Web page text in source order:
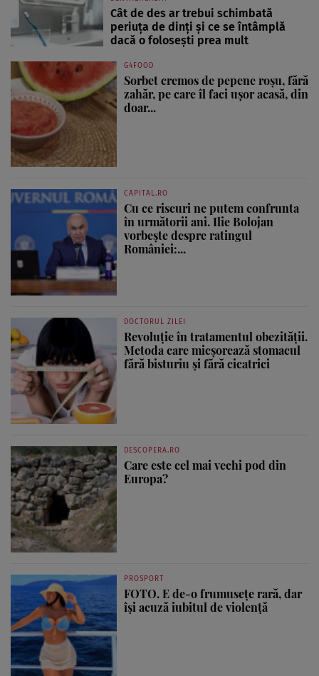
Cât de des ar trebui schimbată
periuța de dinți și ce se întâmplă
dacă o folosești prea mult
G4FOOD
Sorbet cremos de pepene roșu, fără
zahăr, pe care îl faci ușor acasă, din
doar...
CAPITAL.RO
Cu ce riscuri ne putem confrunta
în următorii ani. Ilie Bolojan
vorbește despre ratingul
României:...
DOCTORUL ZILEI
Revoluție în tratamentul obezității.
Metoda care micșorează stomacul
fără bisturiu și fără cicatrici
DESCOPERA.RO
Care este cel mai vechi pod din
Europa?
PROSPORT
FOTO. E de-o frumusețe rară, dar
își acuză iubitul de violență